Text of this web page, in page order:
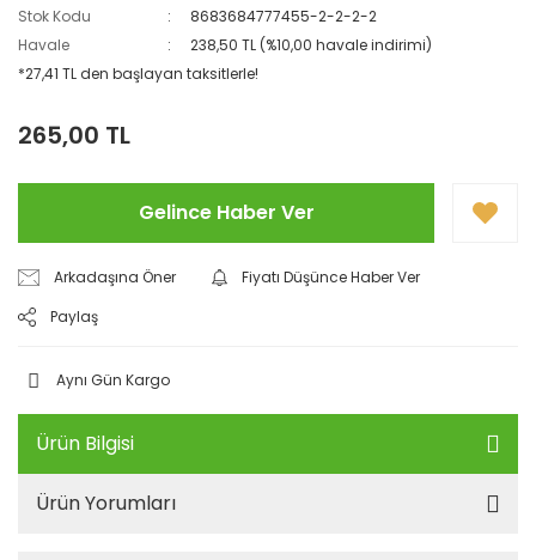
Stok Kodu
8683684777455-2-2-2-2
Havale
238,50 TL (%10,00 havale indirimi)
*27,41 TL den başlayan taksitlerle!
265,00 TL
Gelince Haber Ver
Arkadaşına Öner
Fiyatı Düşünce Haber Ver
Paylaş
Aynı Gün Kargo
Ürün Bilgisi
Ürün Yorumları